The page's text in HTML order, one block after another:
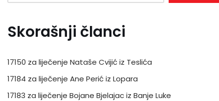
Skorašnji članci
17150 za liječenje Nataše Cvijić iz Teslića
17184 za liječenje Ane Perić iz Lopara
17183 za liječenje Bojane Bjelajac iz Banje Luke